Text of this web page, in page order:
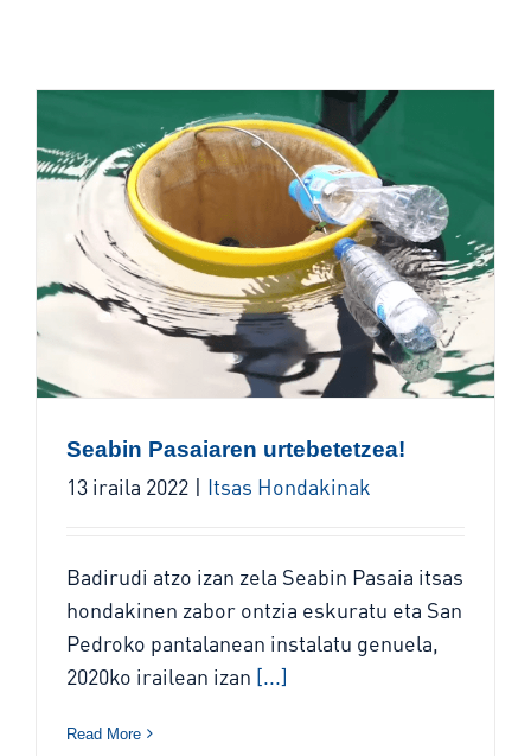
Seabin Pasaiaren urtebetetzea!
13 iraila 2022 | Itsas Hondakinak
Badirudi atzo izan zela Seabin Pasaia itsas
hondakinen zabor ontzia eskuratu eta San
Pedroko pantalanean instalatu genuela,
2020ko irailean izan [...]
Read More